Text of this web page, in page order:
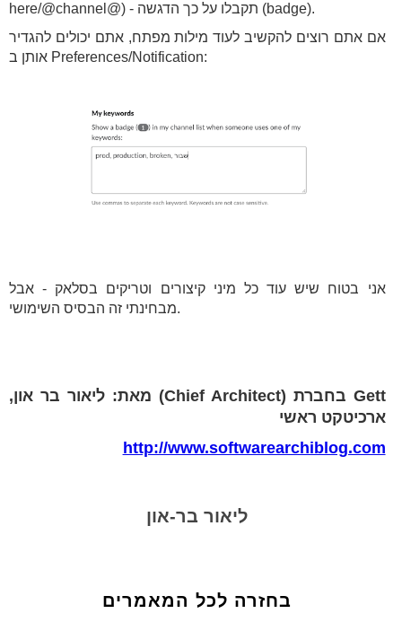
here/@channel@) - תקבלו על כך הדגשה (badge).
אם אתם רוצים להקשיב לעוד מילות מפתח, אתם יכולים להגדיר
אותן ב Preferences/Notification:
אני בטוח שיש עוד כל מיני קיצורים וטריקים בסלאק - אבל
מבחינתי זה הבסיס השימושי.
Gett בחברת (Chief Architect) מאת: ליאור בר און,
ארכיטקט ראשי
http://www.softwarearchiblog.com
ליאור בר-און
בחזרה לכל המאמרים